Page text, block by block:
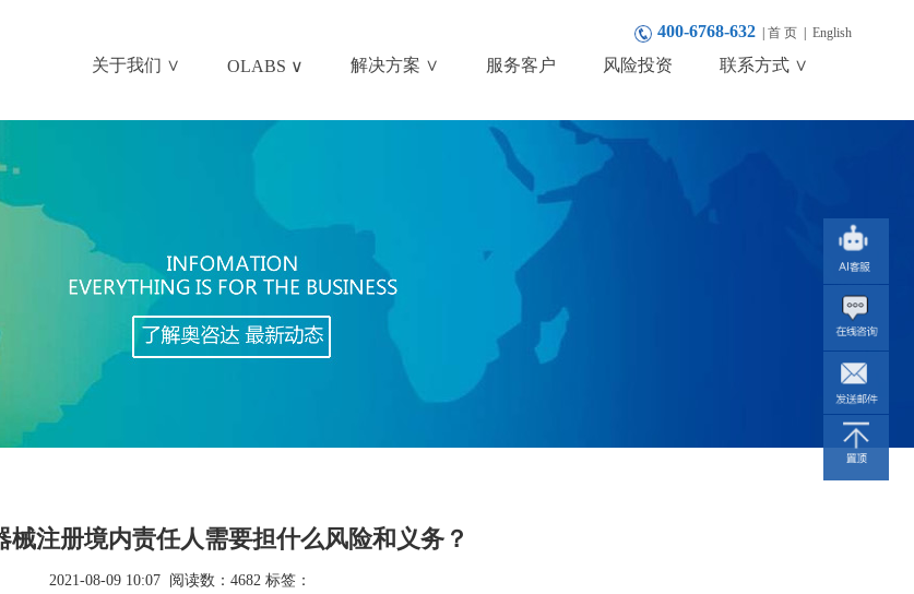
400-6768-632 |首 页 |English
关于我们 ∨ OLABS ∨ 解决方案 ∨ 服务客户 风险投资 联系方式 ∨
械注册境内责任人需要担什么风险和义务？
2021-08-09 10:07 阅读数：4682 标签：